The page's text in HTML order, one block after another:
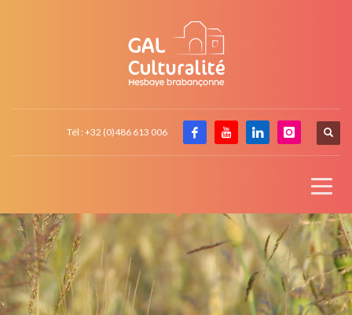
Tél : +32 (0)486 613 006